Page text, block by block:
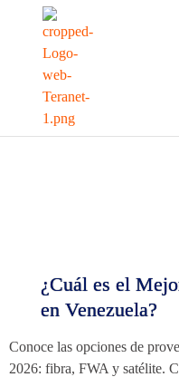
¿Cuál es el
en Venezuela?
Conoce las opciones de
2026: fibra, FWA y satélite.